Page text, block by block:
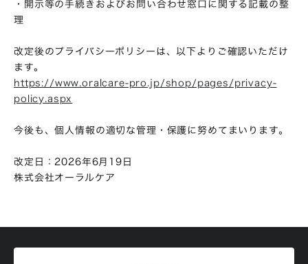
・開示等の手続きおよびお問い合わせ窓口に関する記載の整
理
改定後のプライバシーポリシーは、以下よりご確認いただけ
ます。
https://www.oralcare-pro.jp/shop/pages/privacy-
policy.aspx
今後も、個人情報の適切な管理・保護に努めてまいります。
改定日：2026年6月19日
株式会社オーラルケア